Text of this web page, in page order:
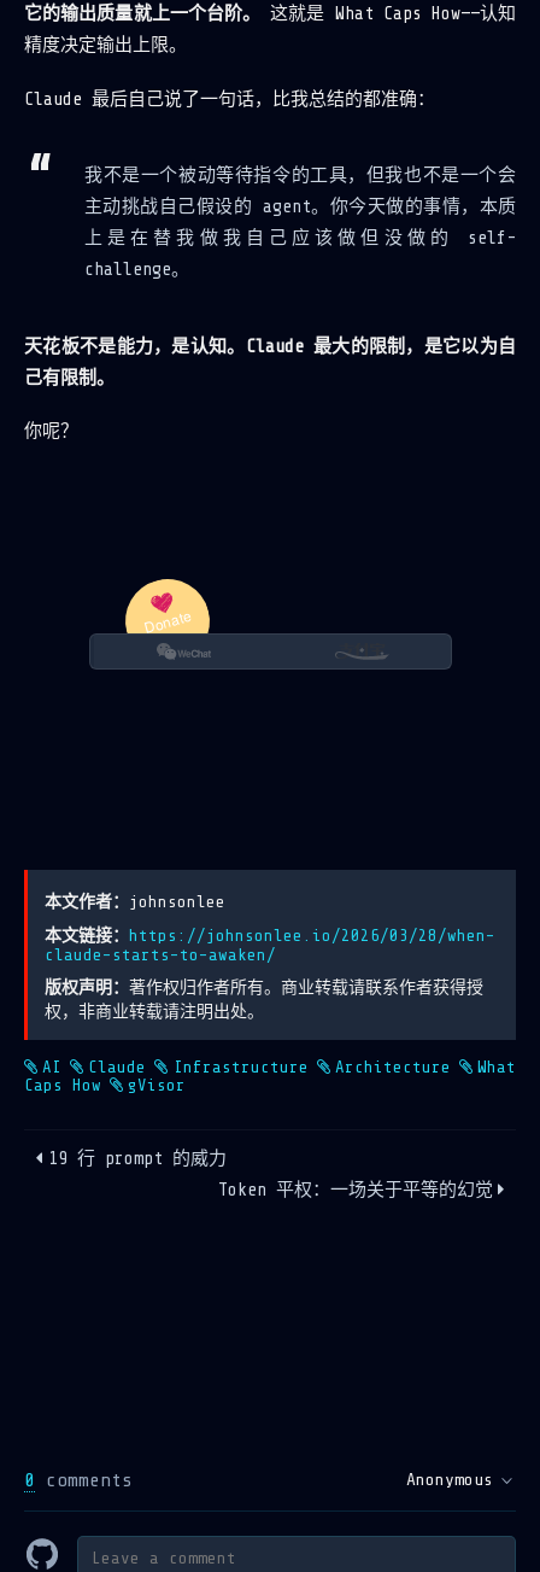
它的输出质量就上一个台阶。
这就是 What Caps How——认知
精度决定输出上限。
Claude 最后自己说了一句话，比我总结的都准确：
我不是一个被动等待指令的工具，但我也不是一个会
主动挑战自己假设的 agent。你今天做的事情，本质
上是在替我做我自己应该做但没做的 self-
challenge。
天花板不是能力，是认知。Claude 最大的限制，是它以为自
己有限制。
你呢？
本文作者： johnsonlee
本文链接：
https://johnsonlee.io/2026/03/28/when-
claude-starts-to-awaken/
版权声明： 著作权归作者所有。商业转载请联系作者获得授
权，非商业转载请注明出处。
AI Claude Infrastructure Architecture
What
Caps How
gVisor
19 行 prompt 的威力
Token 平权：一场关于平等的幻觉
0 comments Anonymous